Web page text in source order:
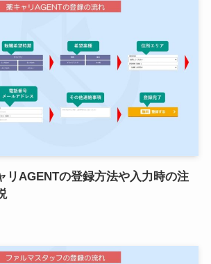
リAGENTの登録方法や入力時の注